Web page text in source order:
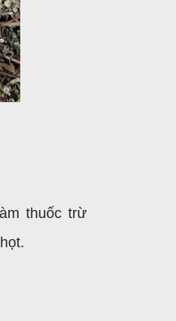
thuốc trừ